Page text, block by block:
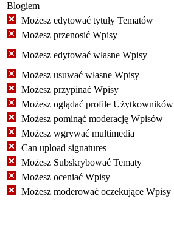
Blogiem
Możesz edytować tytuły Tematów
Możesz przenosić Wpisy
Możesz edytować własne Wpisy
Możesz usuwać własne Wpisy
Możesz przypinać Wpisy
Możesz oglądać profile Użytkowników
Możesz pominąć moderację Wpisów
Możesz wgrywać multimedia
Can upload signatures
Możesz Subskrybować Tematy
Możesz oceniać Wpisy
Możesz moderować oczekujące Wpisy